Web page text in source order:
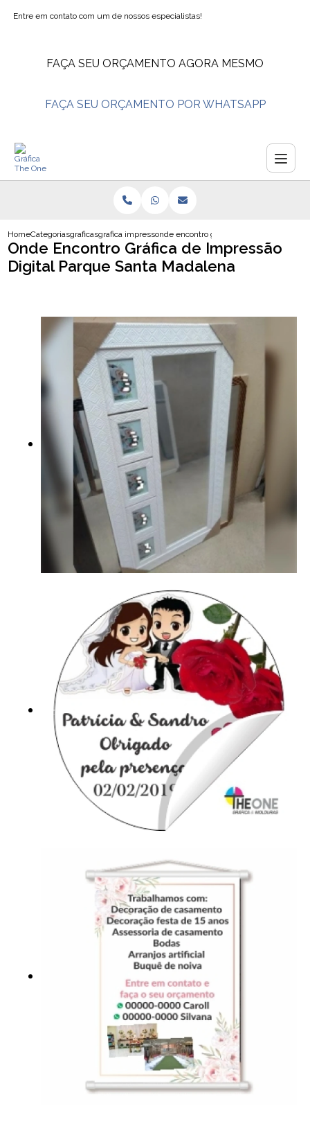
Entre em contato com um de nossos especialistas!
FAÇA SEU ORÇAMENTO AGORA MESMO
FAÇA SEU ORÇAMENTO POR WHATSAPP
HomeCategoriasgraficasgrafica impressaoonde encontro grafica de impressao
Onde Encontro Gráfica de Impressão
Digital Parque Santa Madalena